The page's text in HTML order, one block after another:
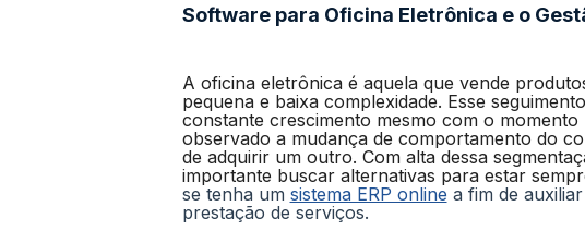
Software para Oficina Eletrônica e o
A oficina eletrônica é aquela que vende
pequena e baixa complexidade. Esse
constante crescimento mesmo com o
observado a mudança de comportamento do
de adquirir um outro. Com alta dessa
importante buscar alternativas para estar
se tenha um sistema ERP online a fim de
prestação de serviços.